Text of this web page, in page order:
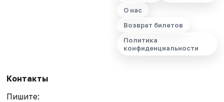
О нас
Возврат билетов
Политика
конфиденциальности
Контакты
Пишите: